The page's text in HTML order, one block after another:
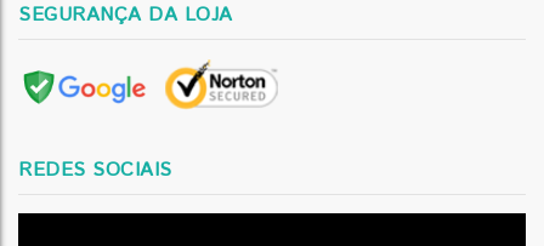
SEGURANÇA DA LOJA
REDES SOCIAIS